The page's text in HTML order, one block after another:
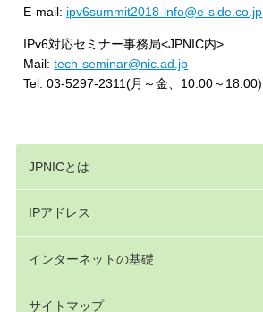
E-mail: ipv6summit2018-info@e-side.co.jp
IPv6対応セミナー事務局<JPNIC内>
Mail:tech-seminar@nic.ad.jp
Tel: 03-5297-2311(月～金、10:00～18:00)
JPNICとは
IPアドレス
インターネットの基礎
サイトマップ